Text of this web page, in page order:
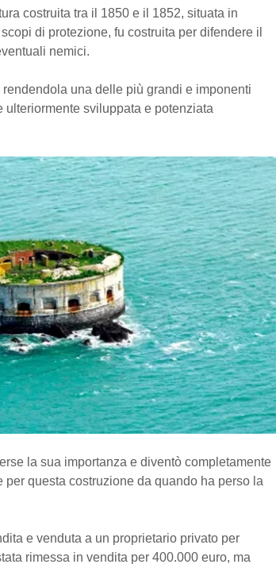
costruita tra il 1850 e il 1852, situata in
di protezione, fu costruita per difendere il
nemici.
una delle più grandi e imponenti
ulteriormente sviluppata e potenziata
la sua importanza e diventò completamente
per questa costruzione da quando ha perso la
e venduta a un proprietario privato per
rimessa in vendita per 400.000 euro, ma